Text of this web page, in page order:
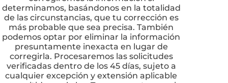
determinamos, basándonos en la totalidad
de las circunstancias, que tu corrección es
más probable que sea precisa. También
podemos optar por eliminar la información
presuntamente inexacta en lugar de
corregirla. Procesaremos las solicitudes
verificadas dentro de los 45 días, sujeto a
cualquier excepción y extensión aplicable